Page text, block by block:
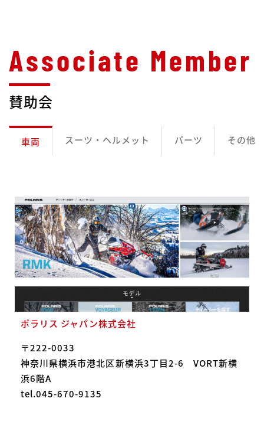
賛助会
車両 スーツ・ヘルメット パーツ その他
ポラリス ジャパン株式会社
〒222-0033
神奈川県横浜市港北区新横浜3丁目2-6 VORT新横
浜6階A
tel.045-670-9135